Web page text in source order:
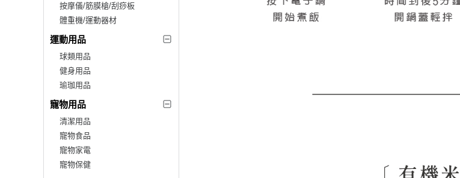
按摩儀/筋膜槍/刮痧板
體重機/運動器材
運動用品
球類用品
健身用品
瑜珈用品
寵物用品
清潔用品
寵物食品
寵物家電
寵物保健